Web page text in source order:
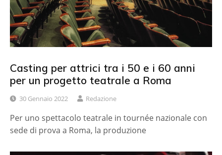
Casting per attrici tra i 50 e i 60 anni
per un progetto teatrale a Roma
30 Gennaio 2022 Redazione
Per uno spettacolo teatrale in tournée nazionale con
sede di prova a Roma, la produzione